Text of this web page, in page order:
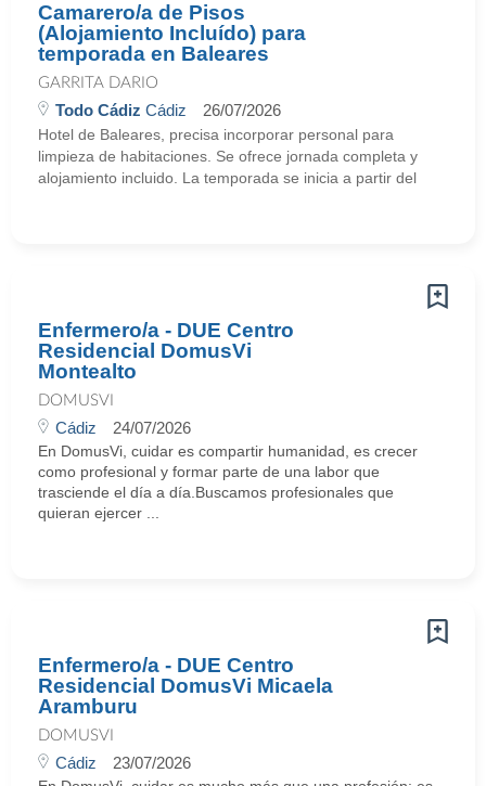
Camarero/a de Pisos
(Alojamiento Incluído) para
temporada en Baleares
GARRITA DARIO
Todo Cádiz Cádiz 26/07/2026
Hotel de Baleares, precisa incorporar personal para
limpieza de habitaciones. Se ofrece jornada completa y
alojamiento incluido. La temporada se inicia a partir del
Enfermero/a - DUE Centro
Residencial DomusVi
Montealto
DOMUSVI
Cádiz 24/07/2026
En DomusVi, cuidar es compartir humanidad, es crecer
como profesional y formar parte de una labor que
trasciende el día a día.Buscamos profesionales que
quieran ejercer ...
Enfermero/a - DUE Centro
Residencial DomusVi Micaela
Aramburu
DOMUSVI
Cádiz 23/07/2026